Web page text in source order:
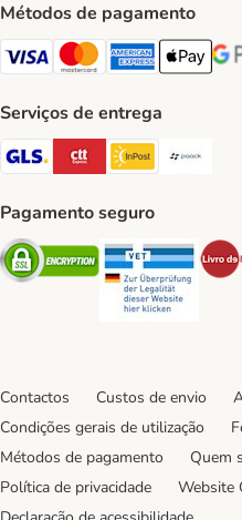
Métodos de pagamento
Visa Payment Method
Mastercard Payment
American Express
Apple Pay
Serviços de entrega
GLS Shipping Method
CTTExpressInPost
Pagamento seguro
Security Security
Contactos Custos de envio
Condições gerais de utilização
Métodos de pagamento
Quem
Política de privacidade
Website